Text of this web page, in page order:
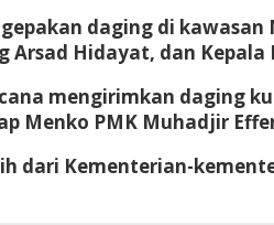
daging di
Arsad Hidayat, dan
mengirimkan daging
Menko PMK Muhadjir
dari Kementerian-